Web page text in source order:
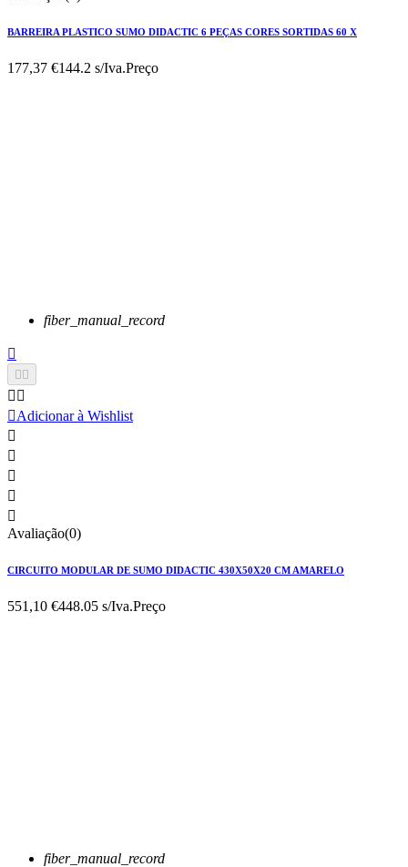
BARREIRA PLASTICO SUMO DIDACTIC 6 PEÇAS CORES SORTIDAS 60 X
177,37 €144.2 s/Iva.Preço
fiber_manual_record

 
 
Adicionar à Wishlist





Avaliação(0)
CIRCUITO MODULAR DE SUMO DIDACTIC 430X50X20 CM AMARELO
551,10 €448.05 s/Iva.Preço
fiber_manual_record